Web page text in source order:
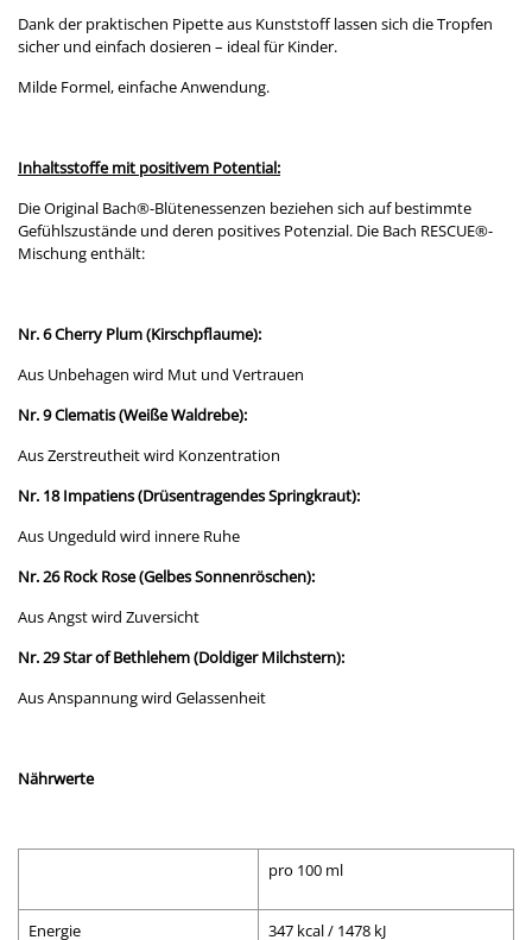
Dank der praktischen Pipette aus Kunststoff lassen sich die Tropfen
sicher und einfach dosieren – ideal für Kinder.
Milde Formel, einfache Anwendung.
Inhaltsstoffe mit positivem Potential:
Die Original Bach®-Blütenessenzen beziehen sich auf bestimmte
Gefühlszustände und deren positives Potenzial. Die Bach RESCUE®-
Mischung enthält:
Nr. 6 Cherry Plum (Kirschpflaume):
Aus Unbehagen wird Mut und Vertrauen
Nr. 9 Clematis (Weiße Waldrebe):
Aus Zerstreutheit wird Konzentration
Nr. 18 Impatiens (Drüsentragendes Springkraut):
Aus Ungeduld wird innere Ruhe
Nr. 26 Rock Rose (Gelbes Sonnenröschen):
Aus Angst wird Zuversicht
Nr. 29 Star of Bethlehem (Doldiger Milchstern):
Aus Anspannung wird Gelassenheit
Nährwerte
pro 100 ml
Energie 347 kcal / 1478 kJ